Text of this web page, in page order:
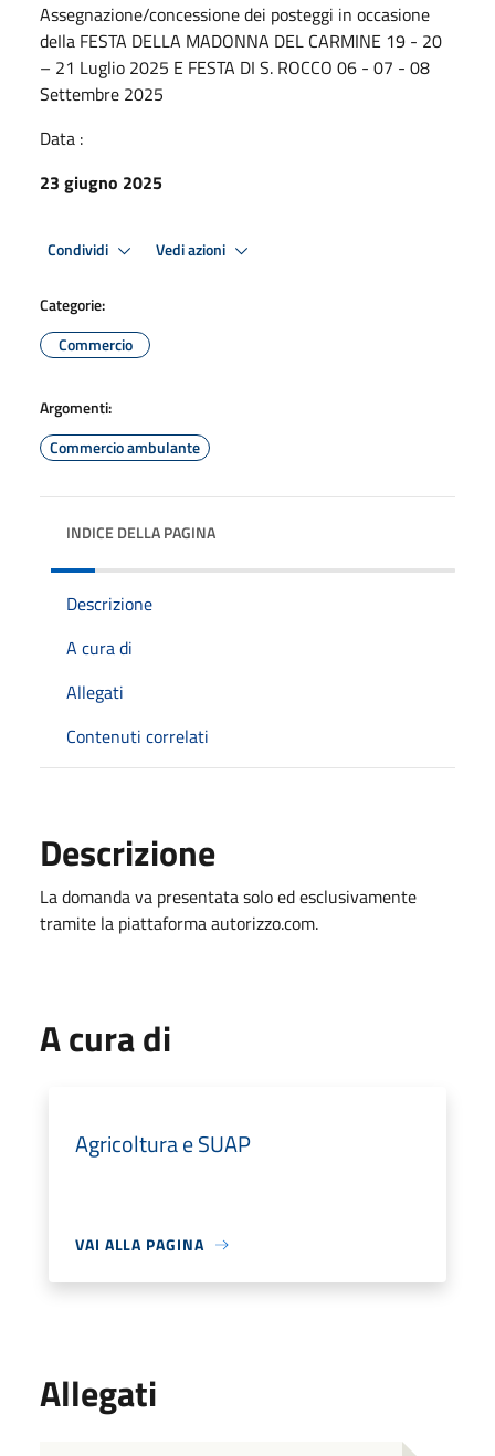
Assegnazione/concessione dei posteggi in occasione
deIla FESTA DELLA MADONNA DEL CARMINE 19 - 20
– 21 Luglio 2025 E FESTA DI S. ROCCO 06 - 07 - 08
Settembre 2025
Data :
23 giugno 2025
Condividi Vedi azioni
Categorie:
Commercio
Argomenti:
Commercio ambulante
INDICE DELLA PAGINA
Descrizione
A cura di
Allegati
Contenuti correlati
Descrizione
La domanda va presentata solo ed esclusivamente
tramite la piattaforma autorizzo.com.
A cura di
Agricoltura e SUAP
VAI ALLA PAGINA
Allegati